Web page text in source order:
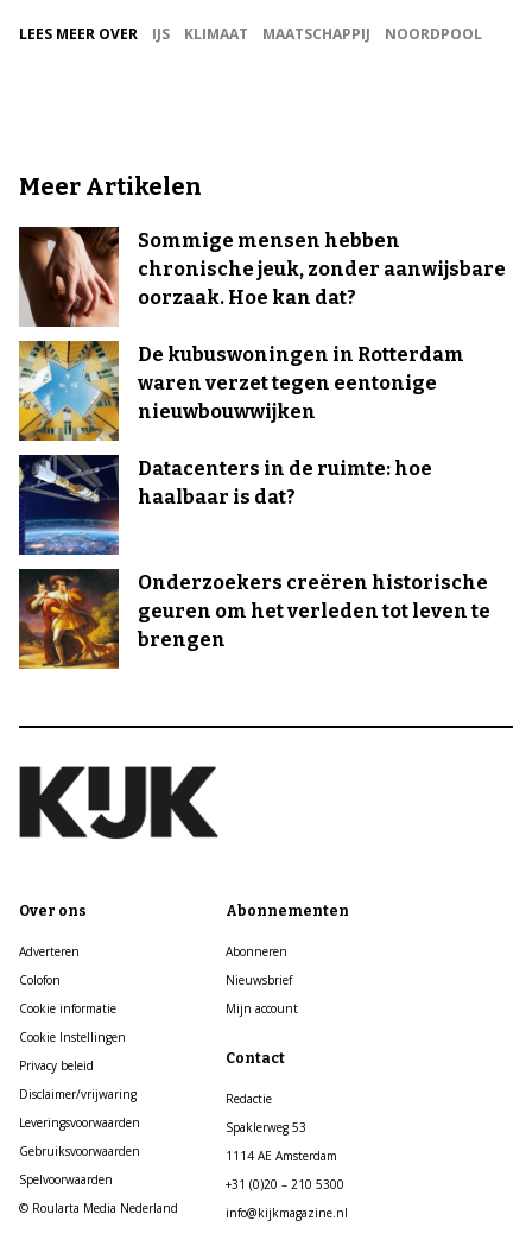
LEES MEER OVER IJS KLIMAAT MAATSCHAPPIJ NOORDPOOL
Meer Artikelen
Sommige mensen hebben
chronische jeuk, zonder aanwijsbare
oorzaak. Hoe kan dat?
De kubuswoningen in Rotterdam
waren verzet tegen eentonige
nieuwbouwwijken
Datacenters in de ruimte: hoe
haalbaar is dat?
Onderzoekers creëren historische
geuren om het verleden tot leven te
brengen
Over ons
Adverteren
Colofon
Cookie informatie
Cookie Instellingen
Privacy beleid
Disclaimer/vrijwaring
Leveringsvoorwaarden
Gebruiksvoorwaarden
Spelvoorwaarden
© Roularta Media Nederland
Abonnementen
Abonneren
Nieuwsbrief
Mijn account
Contact
Redactie
Spaklerweg 53
1114 AE Amsterdam
+31 (0)20 – 210 5300
info@kijkmagazine.nl